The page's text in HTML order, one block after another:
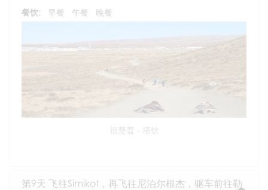
餐饮: 早餐 午餐 晚餐
祖楚普 - 塔钦
第9天 飞往Simikot，再飞往尼泊尔根杰，驱车前往勒